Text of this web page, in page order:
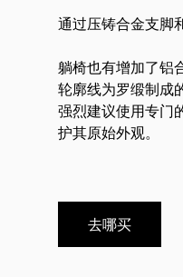
通过压铸合金支脚
躺椅也有增加了铝
轮廓线为罗缎制成
强烈建议使用专门
护其原始外观。
去哪买